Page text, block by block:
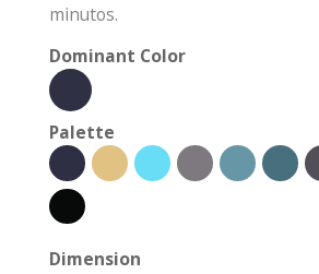
minutos.
Dominant Color
Palette
Dimension